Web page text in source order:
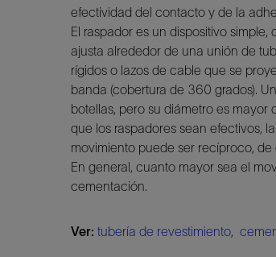
efectividad del contacto y de la
El raspador es un dispositivo
ajusta alrededor de una unión de
rígidos o lazos de cable que se
banda (cobertura de 360 grados).
botellas, pero su diámetro es mayor
que los raspadores sean efectivos,
movimiento puede ser recíproco,
En general, cuanto mayor sea el
cementación.
Ver: tubería de revestimiento,